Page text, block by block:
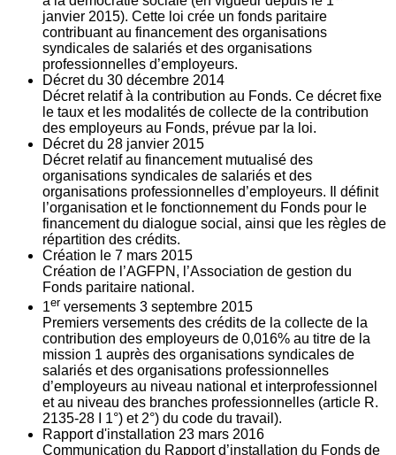
janvier 2015). Cette loi crée un fonds paritaire
contribuant au financement des organisations
syndicales de salariés et des organisations
professionnelles d’employeurs.
Décret du 30 décembre 2014
Décret relatif à la contribution au Fonds. Ce décret fixe
le taux et les modalités de collecte de la contribution
des employeurs au Fonds, prévue par la loi.
Décret du 28 janvier 2015
Décret relatif au financement mutualisé des
organisations syndicales de salariés et des
organisations professionnelles d’employeurs. Il définit
l’organisation et le fonctionnement du Fonds pour le
financement du dialogue social, ainsi que les règles de
répartition des crédits.
Création le 7 mars 2015
Création de l’AGFPN, l’Association de gestion du
Fonds paritaire national.
1er versements 3 septembre 2015
Premiers versements des crédits de la collecte de la
contribution des employeurs de 0,016% au titre de la
mission 1 auprès des organisations syndicales de
salariés et des organisations professionnelles
d’employeurs au niveau national et interprofessionnel
et au niveau des branches professionnelles (article R.
2135‐28 I 1°) et 2°) du code du travail).
Rapport d'installation 23 mars 2016
Communication du Rapport d’installation du Fonds de